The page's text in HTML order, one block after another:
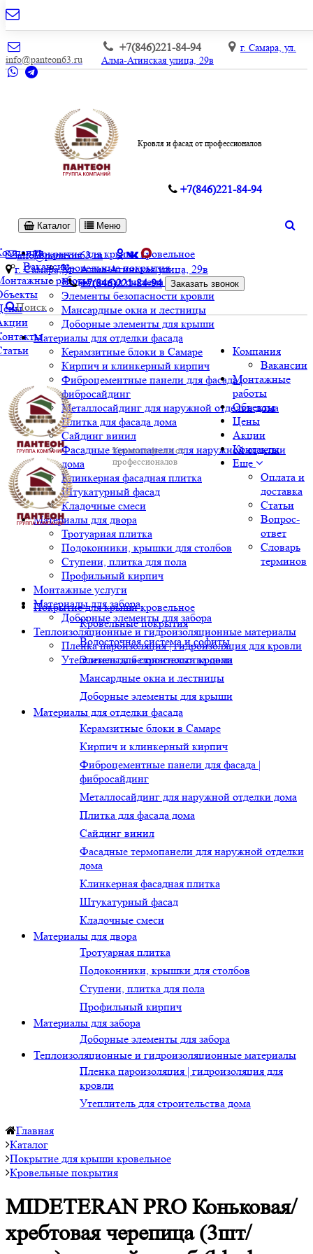
info@panteon63.ru
+7(846)221-84-94
г. Самара, ул.
Алма-Атинская улица, 29в
Кровля и фасад от профессионалов
+7(846)221-84-94
Каталог Меню
Вакансии
работы
Покрытие для крыши кровельное
Кровельные покрытия
Водосточная система и софиты
Элементы безопасности кровли
Мансардные окна и лестницы
Доборные элементы для крыши
Материалы для отделки фасада
Керамзитные блоки в Самаре
Кирпич и клинкерный кирпич
Фиброцементные панели для фасада |
фибросайдинг
Металлосайдинг для наружной отделки дома
Плитка для фасада дома
Сайдинг винил
Фасадные термопанели для наружной отделки
дома
Клинкерная фасадная плитка
Штукатурный фасад
Кладочные смеси
Материалы для двора
Тротуарная плитка
Подоконники, крышки для столбов
Ступени, плитка для пола
Профильный кирпич
Монтажные услуги
Материалы для забора
Доборные элементы для забора
Теплоизоляционные и гидроизоляционные материалы
Пленка пароизоляция | гидроизоляция для кровли
Утеплитель для строительства дома
info@panteon63.ru
г. Самара, ул. Алма-Атинская улица, 29в
+7(846)221-84-94
Заказать звонок
Поиск
Кровля и фасад от
профессионалов
Компания
Вакансии
Монтажные
работы
Объекты
Цены
Акции
Контакты
Еще
Оплата и
доставка
Статьи
Вопрос-
ответ
Словарь
терминов
Покрытие для крыши кровельное
Кровельные покрытия
Водосточная система и софиты
Элементы безопасности кровли
Мансардные окна и лестницы
Доборные элементы для крыши
Материалы для отделки фасада
Керамзитные блоки в Самаре
Кирпич и клинкерный кирпич
Фиброцементные панели для фасада |
фибросайдинг
Металлосайдинг для наружной отделки дома
Плитка для фасада дома
Сайдинг винил
Фасадные термопанели для наружной отделки
дома
Клинкерная фасадная плитка
Штукатурный фасад
Кладочные смеси
Материалы для двора
Тротуарная плитка
Подоконники, крышки для столбов
Ступени, плитка для пола
Профильный кирпич
Материалы для забора
Доборные элементы для забора
Теплоизоляционные и гидроизоляционные материалы
Пленка пароизоляция | гидроизоляция для
кровли
Утеплитель для строительства дома
Главная
Каталог
Покрытие для крыши кровельное
Кровельные покрытия
MIDETERAN PRO Коньковая/
хребтовая черепица (3шт/